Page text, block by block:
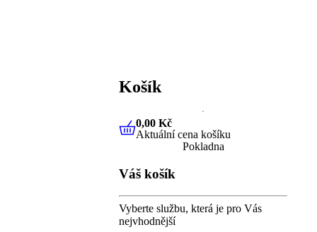
Košík
0,00 KčAktuální cena košíku
0,00 Kč
Aktuální cena košíku
Pokladna
Váš košík
Vyberte službu, která je pro Vás
nejvhodnější